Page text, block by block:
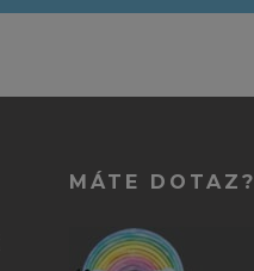
MÁTE DOTAZ?